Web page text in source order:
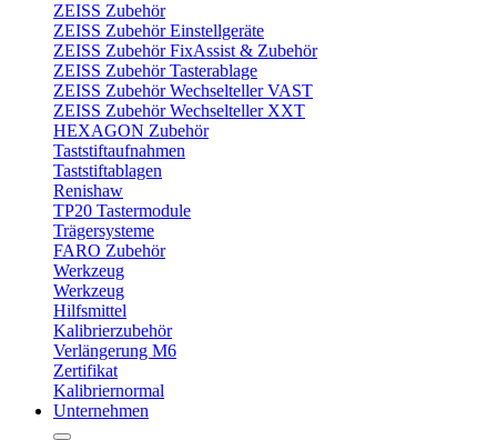
ZEISS Zubehör
ZEISS Zubehör Einstellgeräte
ZEISS Zubehör FixAssist & Zubehör
ZEISS Zubehör Tasterablage
ZEISS Zubehör Wechselteller VAST
ZEISS Zubehör Wechselteller XXT
HEXAGON Zubehör
Taststiftaufnahmen
Taststiftablagen
Renishaw
TP20 Tastermodule
Trägersysteme
FARO Zubehör
Werkzeug
Werkzeug
Hilfsmittel
Kalibrierzubehör
Verlängerung M6
Zertifikat
Kalibriernormal
Unternehmen